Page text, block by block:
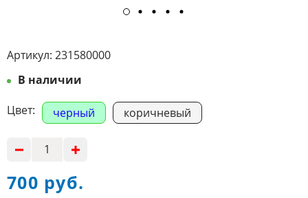
Артикул: 231580000
В наличии
Цвет:
черный коричневый
700 руб.